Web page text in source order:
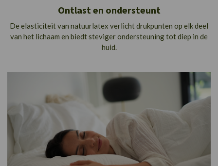
Ontlast en ondersteunt
De elasticiteit van natuurlatex verlicht drukpunten op elk deel
van het lichaam en biedt steviger ondersteuning tot diep in de
huid.